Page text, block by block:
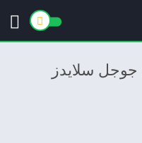
جوجل سلايدز